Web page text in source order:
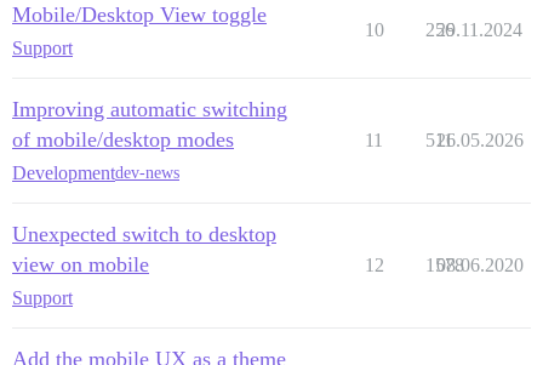
Mobile/Desktop View toggle
Support
10 256
29.11.2024
Improving automatic switching
of mobile/desktop modes
Developmentdev-news
11 511
26.05.2026
Unexpected switch to desktop
view on mobile
Support
12 1578
08.06.2020
Add the mobile UX as a theme